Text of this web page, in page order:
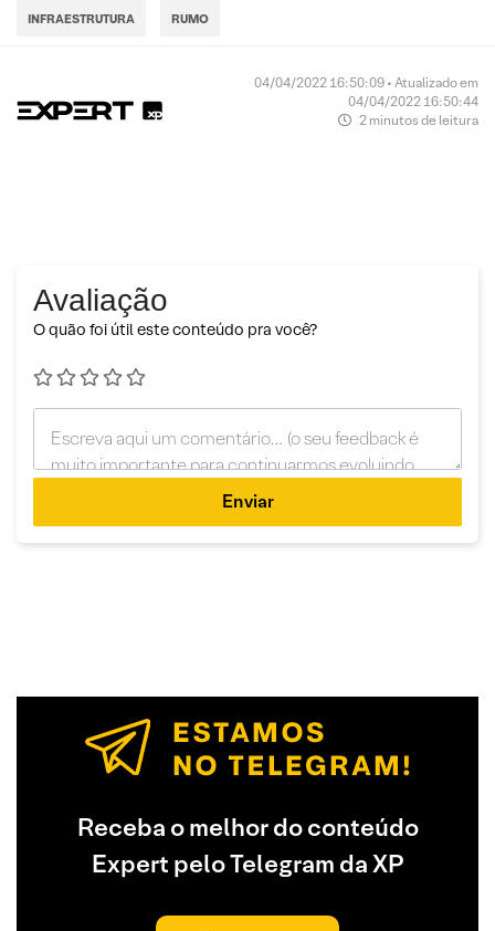
INFRAESTRUTURA RUMO
04/04/2022 16:50:09 • Atualizado em
04/04/2022 16:50:44
2 minutos de leitura
Avaliação
O quão foi útil este conteúdo pra você?
Enviar
Receba o melhor do conteúdo
Expert pelo Telegram da XP